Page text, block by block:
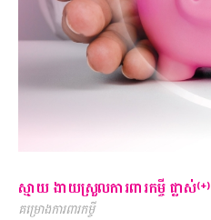
ស្មាយ ងាយស្រួលការពារកម្ចី ផ្លាស់⁽⁺⁾
គម្រោងការពារកម្ចី